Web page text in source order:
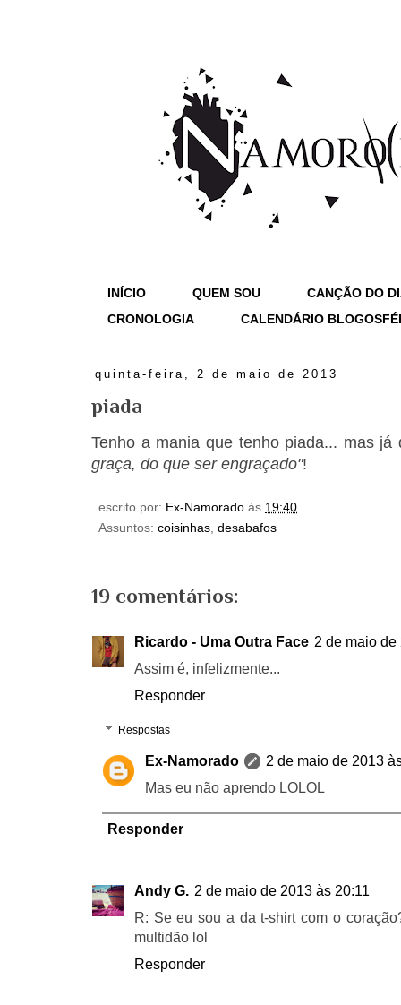
INÍCIO QUEM SOU
CANÇÃO DO
CRONOLOGIA
CALENDÁRIO
quinta-feira, 2 de maio de 2013
piada
Tenho a mania que tenho piada... mas
graça, do que ser engraçado"!
escrito por: Ex-Namorado às 19:40
Assuntos: coisinhas desabafos
19 comentários:
Ricardo - Uma Outra Face 2 de maio
Assim é, infelizmente...
Responder
Respostas
Ex-Namorado
2 de maio de 2013
Mas eu não aprendo LOLOL
Responder
Andy G. 2 de maio de 2013 às 20:11
R: Se eu sou a da t-shirt com o
multidão lol
Responder